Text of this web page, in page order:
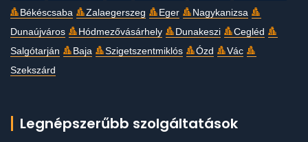
Békéscsaba
Zalaegerszeg Eger
Nagykanizsa
Dunaújváros
Hódmezővásárhely Dunakeszi
Cegléd
Salgótarján
Baja Szigetszentmiklós Ózd
Vác
Szekszárd
Legnépszerűbb szolgáltatások